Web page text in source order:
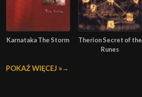
Karnataka The Storm
Therion Secret of the
Runes
POKAŻ WIĘCEJ »